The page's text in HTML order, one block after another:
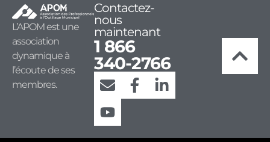
L’APOM est une
association
dynamique à
l’écoute de ses
membres.
Contactez-
nous
maintenant
1 866
340-2766